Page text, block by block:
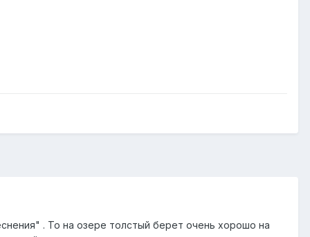
. То на озере толстый берет очень хорошо на